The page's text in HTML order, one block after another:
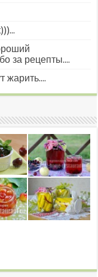
за рецепты....
жарить....